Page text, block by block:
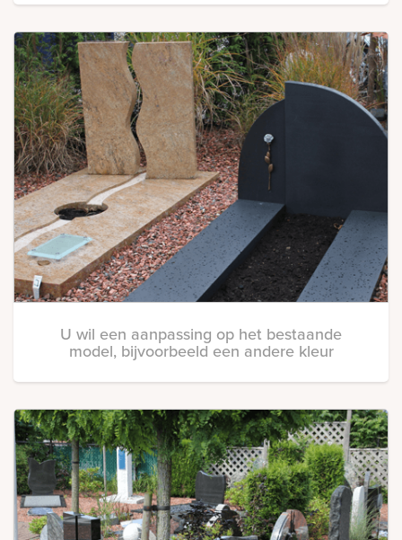
U wil een aanpassing op het bestaande
model, bijvoorbeeld een andere kleur